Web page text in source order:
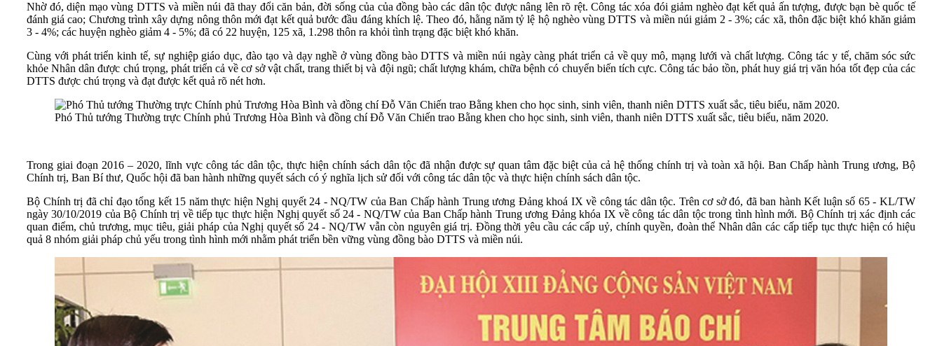
Nhờ đó, diện mạo vùng DTTS và miền núi đã thay đổi căn bản, đời sống của của đồng bào các dân tộc được nâng lên rõ rệt. Công tác xóa đói giảm nghèo đạt kết quả ấn tượng, được bạn bè quốc tế
đánh giá cao; Chương trình xây dựng nông thôn mới đạt kết quả bước đầu đáng khích lệ. Theo đó, hằng năm tỷ lệ hộ nghèo vùng DTTS và miền núi giảm 2 - 3%; các xã, thôn đặc biệt khó khăn giảm
3 - 4%; các huyện nghèo giảm 4 - 5%; đã có 22 huyện, 125 xã, 1.298 thôn ra khỏi tình trạng đặc biệt khó khăn.
Cùng với phát triển kinh tế, sự nghiệp giáo dục, đào tạo và dạy nghề ở vùng đồng bào DTTS và miền núi ngày càng phát triển cả về quy mô, mạng lưới và chất lượng. Công tác y tế, chăm sóc sức
khỏe Nhân dân được chú trọng, phát triển cả về cơ sở vật chất, trang thiết bị và đội ngũ; chất lượng khám, chữa bệnh có chuyển biến tích cực. Công tác bảo tồn, phát huy giá trị văn hóa tốt đẹp của các
DTTS được chú trọng và đạt được kết quả rõ nét hơn.
Phó Thủ tướng Thường trực Chính phủ Trương Hòa Bình và đồng chí Đỗ Văn Chiến trao Bằng khen cho học sinh, sinh viên, thanh niên DTTS xuất sắc, tiêu biểu, năm 2020.
Trong giai đoạn 2016 – 2020, lĩnh vực công tác dân tộc, thực hiện chính sách dân tộc đã nhận được sự quan tâm đặc biệt của cả hệ thống chính trị và toàn xã hội. Ban Chấp hành Trung ương, Bộ
Chính trị, Ban Bí thư, Quốc hội đã ban hành những quyết sách có ý nghĩa lịch sử đối với công tác dân tộc và thực hiện chính sách dân tộc.
Bộ Chính trị đã chỉ đạo tổng kết 15 năm thực hiện Nghị quyết 24 - NQ/TW của Ban Chấp hành Trung ương Đảng khoá IX về công tác dân tộc. Trên cơ sở đó, đã ban hành Kết luận số 65 - KL/TW
ngày 30/10/2019 của Bộ Chính trị về tiếp tục thực hiện Nghị quyết số 24 - NQ/TW của Ban Chấp hành Trung ương Đảng khóa IX về công tác dân tộc trong tình hình mới. Bộ Chính trị xác định các
quan điểm, chủ trương, mục tiêu, giải pháp của Nghị quyết số 24 - NQ/TW vẫn còn nguyên giá trị. Đồng thời yêu cầu các cấp uỷ, chính quyền, đoàn thể Nhân dân các cấp tiếp tục thực hiện có hiệu
quả 8 nhóm giải pháp chủ yếu trong tình hình mới nhằm phát triển bền vững vùng đồng bào DTTS và miền núi.